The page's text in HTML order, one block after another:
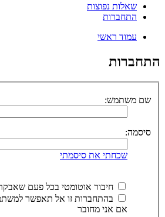
שאלות נפוצות
התחברות
עמוד ראשי
התחברות
שם משתמש:
סיסמה:
שכחתי את סיסמתי
חיבור אוטומטי בכל פעם
בהתחברות זו אל תאפשר
אם אני מחובר